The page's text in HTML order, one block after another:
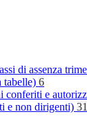
di assenza
tabelle) 6
conferiti e
e non dirigenti)